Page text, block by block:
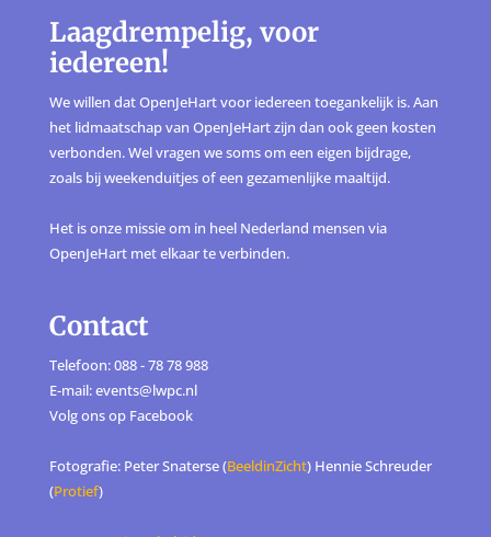
Laagdrempelig, voor
iedereen!
We willen dat OpenJeHart voor iedereen toegankelijk is. Aan
het lidmaatschap van OpenJeHart zijn dan ook geen kosten
verbonden. Wel vragen we soms om een eigen bijdrage,
zoals bij weekenduitjes of een gezamenlijke maaltijd.
Het is onze missie om in heel Nederland mensen via
OpenJeHart met elkaar te verbinden.
Contact
Telefoon: 088 - 78 78 988
E-mail: events@lwpc.nl
Volg ons op Facebook
Fotografie: Peter Snaterse (BeeldinZicht) Hennie Schreuder
(Protief)